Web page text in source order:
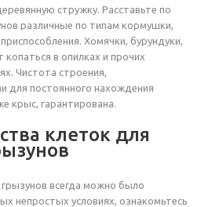
стружку. Расставьте по
различные по типам кормушки,
Хомячки, бурундуки,
в опилках и прочих
Чистота строения,
для постоянного нахождения
крыс, гарантирована.
клеток для
всегда можно было
непростых условиях, ознакомьтесь